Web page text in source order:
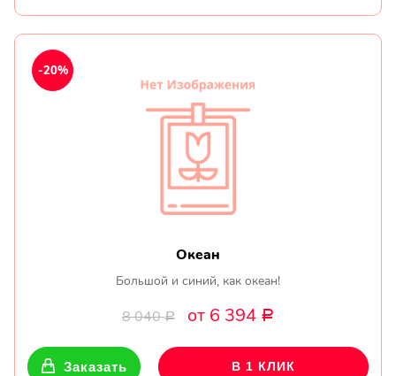
Океан
Большой и синий, как океан!
8 040Р от 6 394 Р
-20%
Заказать В 1 КЛИК